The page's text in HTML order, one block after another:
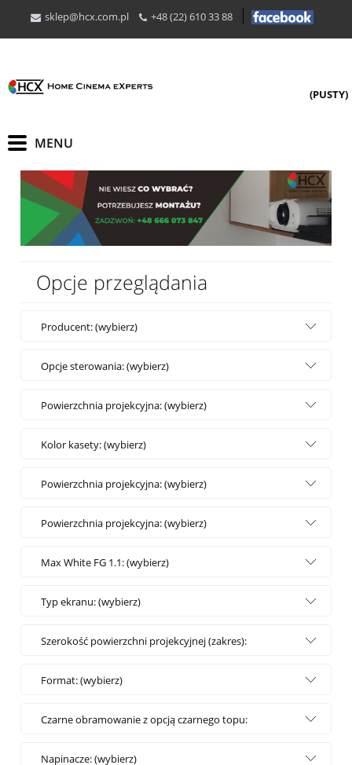
sklep@hcx.com.pl +48 (22) 610 33 88
(PUSTY)
Opcje przeglądania
Producent: (wybierz)
Opcje sterowania: (wybierz)
Powierzchnia projekcyjna: (wybierz)
Kolor kasety: (wybierz)
Powierzchnia projekcyjna: (wybierz)
Powierzchnia projekcyjna: (wybierz)
Max White FG 1.1: (wybierz)
Typ ekranu: (wybierz)
Szerokość powierzchni projekcyjnej (zakres):
Format: (wybierz)
Czarne obramowanie z opcją czarnego topu:
Napinacze: (wybierz)